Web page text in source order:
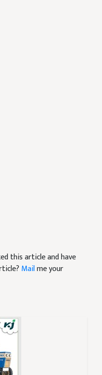
this article and have
Mailme your